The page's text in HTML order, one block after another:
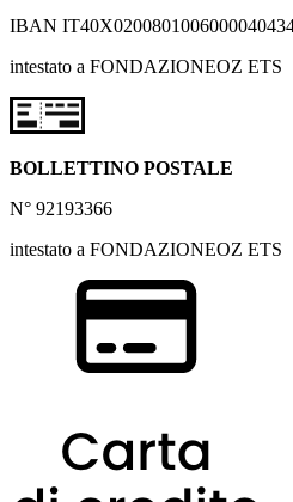
IBAN
intestato a FONDAZIONEOZ ETS
BOLLETTINO POSTALE
N° 92193366
intestato a FONDAZIONEOZ ETS